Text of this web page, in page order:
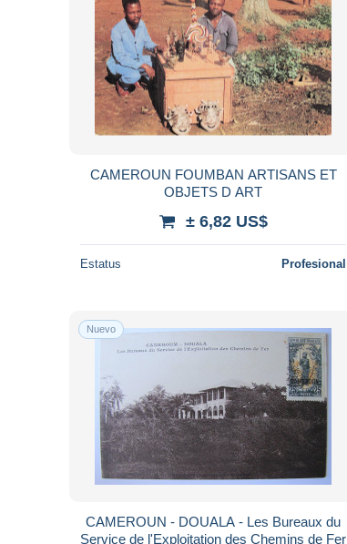
CAMEROUN FOUMBAN ARTISANS ET
OBJETS D ART
± 6,82 US$
Estatus Profesional
Nuevo
CAMEROUN - DOUALA - Les Bureaux du
Service de l'Exploitation des Chemins de Fer